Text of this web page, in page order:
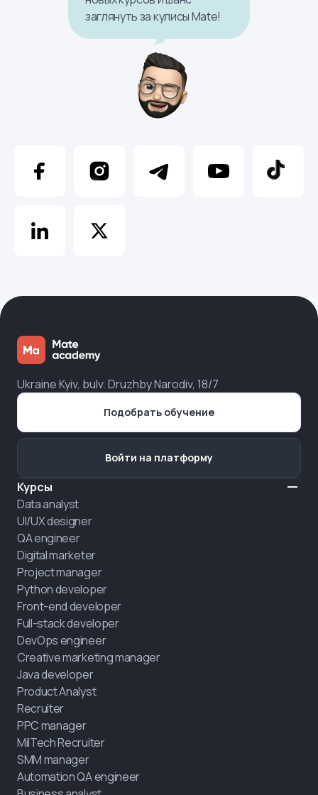
заглянуть за кулисы Mate!
Ukraine Kyiv, bulv. Druzhby Narodiv, 18/7
Курсы
Data analyst
UI/UX designer
QA engineer
Digital marketer
Project manager
Python developer
Front-end developer
Full-stack developer
DevOps engineer
Creative marketing manager
Java developer
Product Analyst
Recruiter
PPC manager
MilTech Recruiter
SMM manager
Automation QA engineer
Подобрать обучение
Войти на платформу